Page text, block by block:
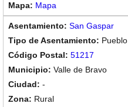
Mapa
San Gaspar
Pueblo
51217
Valle de Bravo
-
Rural